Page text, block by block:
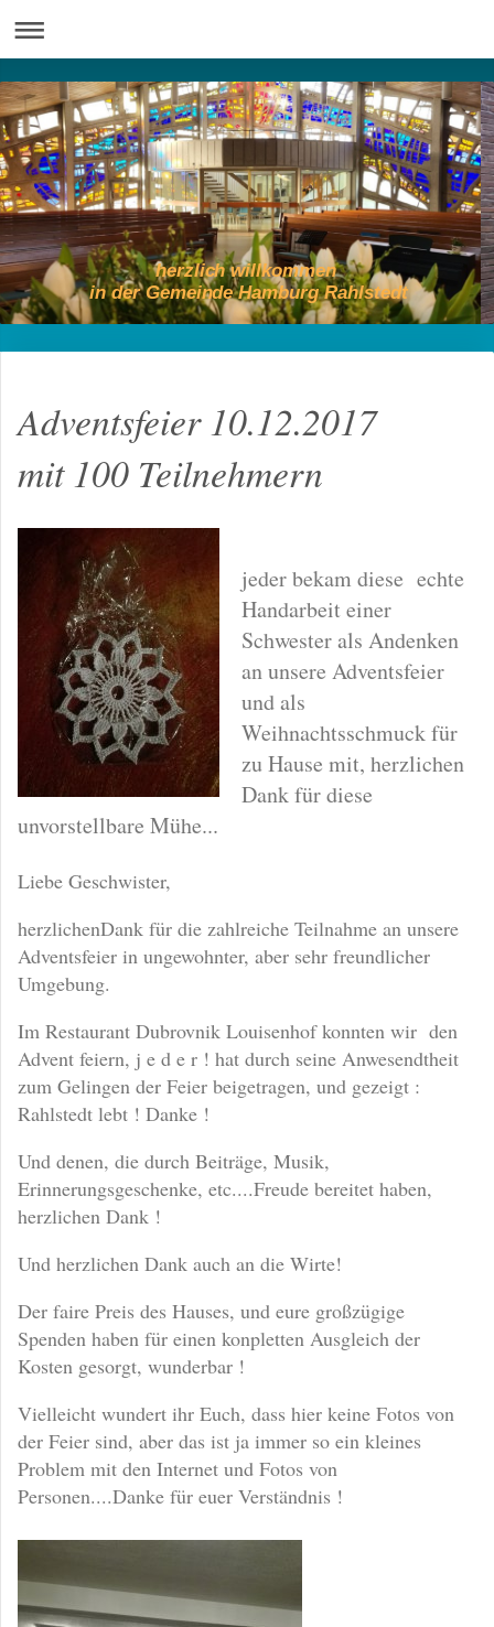
herzlich willkommen
in der Gemeinde Hamburg Rahlstedt
Adventsfeier 10.12.2017
mit 100 Teilnehmern
jeder bekam diese echte
Handarbeit einer
Schwester als Andenken
an unsere Adventsfeier
und als
Weihnachtsschmuck für
zu Hause mit, herzlichen
Dank für diese
unvorstellbare Mühe...
Liebe Geschwister,
herzlichenDank für die zahlreiche Teilnahme an unsere
Adventsfeier in ungewohnter, aber sehr freundlicher
Umgebung.
Im Restaurant Dubrovnik Louisenhof konnten wir den
Advent feiern, j e d e r ! hat durch seine Anwesendtheit
zum Gelingen der Feier beigetragen, und gezeigt :
Rahlstedt lebt ! Danke !
Und denen, die durch Beiträge, Musik,
Erinnerungsgeschenke, etc....Freude bereitet haben,
herzlichen Dank !
Und herzlichen Dank auch an die Wirte!
Der faire Preis des Hauses, und eure großzügige
Spenden haben für einen konpletten Ausgleich der
Kosten gesorgt, wunderbar !
Vielleicht wundert ihr Euch, dass hier keine Fotos von
der Feier sind, aber das ist ja immer so ein kleines
Problem mit den Internet und Fotos von
Personen....Danke für euer Verständnis !